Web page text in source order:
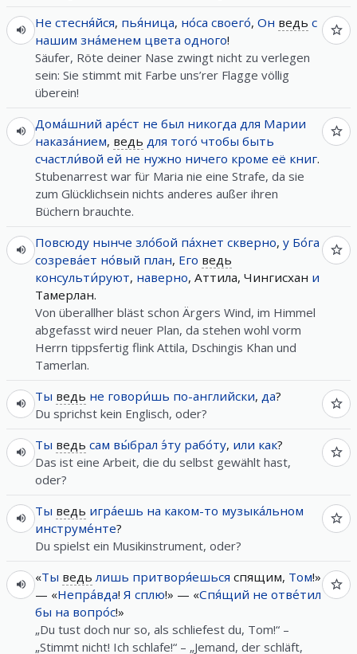
Не стесня́йся, пья́ница, но́са своего́, Он ведь с
нашим зна́менем цвета одного!
Säufer, Röte deiner Nase zwingt nicht zu verlegen
sein: Sie stimmt mit Farbe uns’rer Flagge völlig
überein!
Дома́шний аре́ст не был никогда для Марии
наказа́нием, ведь для того́ чтобы быть
счастли́вой ей не нужно ничего кроме её книг.
Stubenarrest war für Maria nie eine Strafe, da sie
zum Glücklichsein nichts anderes außer ihren
Büchern brauchte.
Повсюду нынче зло́бой па́хнет скверно, у Бо́га
созрева́ет но́вый план, Его ведь
консульти́руют, наверно, Аттила, Чингисхан и
Тамерлан.
Von überallher bläst schon Ärgers Wind, im Himmel
abgefasst wird neuer Plan, da stehen wohl vorm
Herrn tippsfertig flink Attila, Dschingis Khan und
Tamerlan.
Ты ведь не говори́шь по-английски, да?
Du sprichst kein Englisch, oder?
Ты ведь сам вы́брал э́ту рабо́ту, или как?
Das ist eine Arbeit, die du selbst gewählt hast,
oder?
Ты ведь игра́ешь на каком-то музыка́льном
инструме́нте?
Du spielst ein Musikinstrument, oder?
«Ты ведь лишь притворя́ешься спящим, Том!»
— «Непра́вда! Я сплю!» — «Спя́щий не отве́тил
бы на вопро́с!»
„Du tust doch nur so, als schliefest du, Tom!“ –
„Stimmt nicht! Ich schlafe!“ – „Jemand, der schläft,